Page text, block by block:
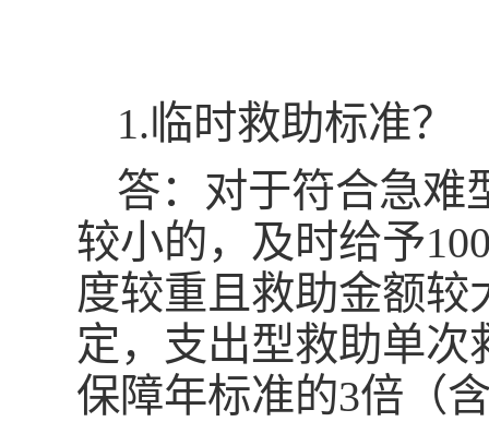
1.临时救助标准？
答：对于符合急难
较小的，及时给予
度较重且救助金额
定，支出型救助单
保障年标准的3倍（